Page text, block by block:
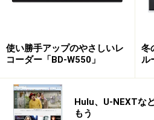
使い勝手アップのやさしいレ
コーダー「BD-W550」
冬
ル
Hulu、U-NEXTな
もう